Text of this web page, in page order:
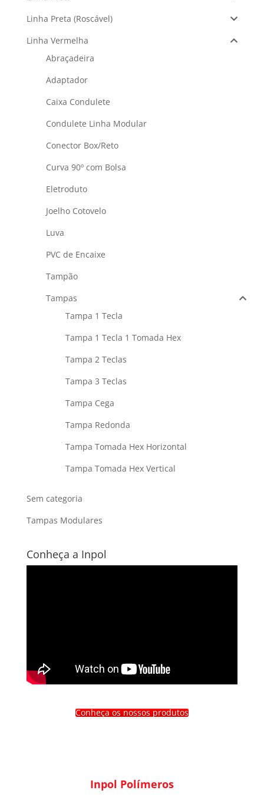
Linha Preta (Roscável)
Linha Vermelha
Abraçadeira
Adaptador
Caixa Condulete
Condulete Linha Modular
Conector Box/Reto
Curva 90º com Bolsa
Eletroduto
Joelho Cotovelo
Luva
PVC de Encaixe
Tampão
Tampas
Tampa 1 Tecla
Tampa 1 Tecla 1 Tomada Hex
Tampa 2 Teclas
Tampa 3 Teclas
Tampa Cega
Tampa Redonda
Tampa Tomada Hex Horizontal
Tampa Tomada Hex Vertical
Sem categoria
Tampas Modulares
Conheça a Inpol
Conheça os nossos produtos
Inpol Polímeros